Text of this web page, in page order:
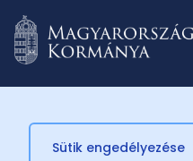
Sütik engedélyezése